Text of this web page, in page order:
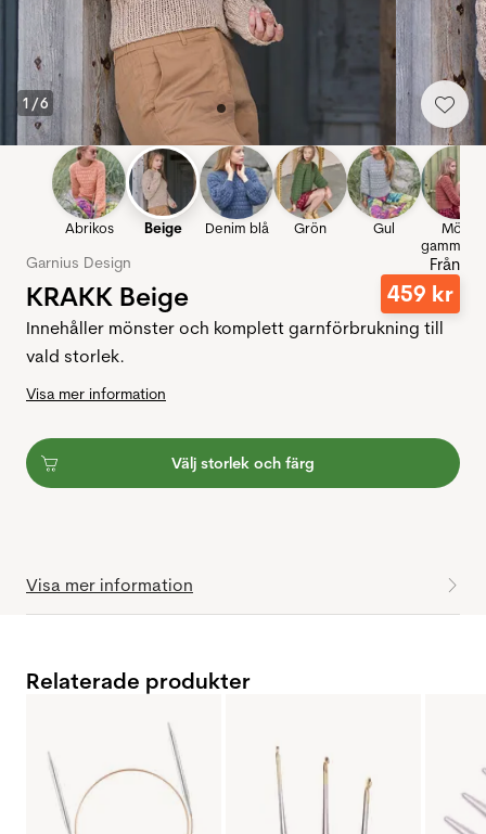
1 /6
Abrikos Beige Denim blå Grön Gul
Mörk
Garnius Design
KRAKK Beige
Från
459 kr
Innehåller mönster och komplett garnförbrukning till
vald storlek.
Visa mer information
Välj storlek och färg
Visa mer information
Relaterade produkter